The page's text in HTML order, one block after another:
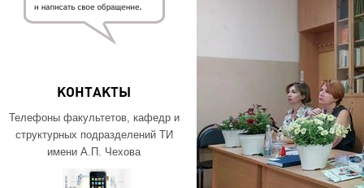
КОНТАКТЫ
Телефоны факультетов, кафедр и
структурных подразделений ТИ
имени А.П. Чехова